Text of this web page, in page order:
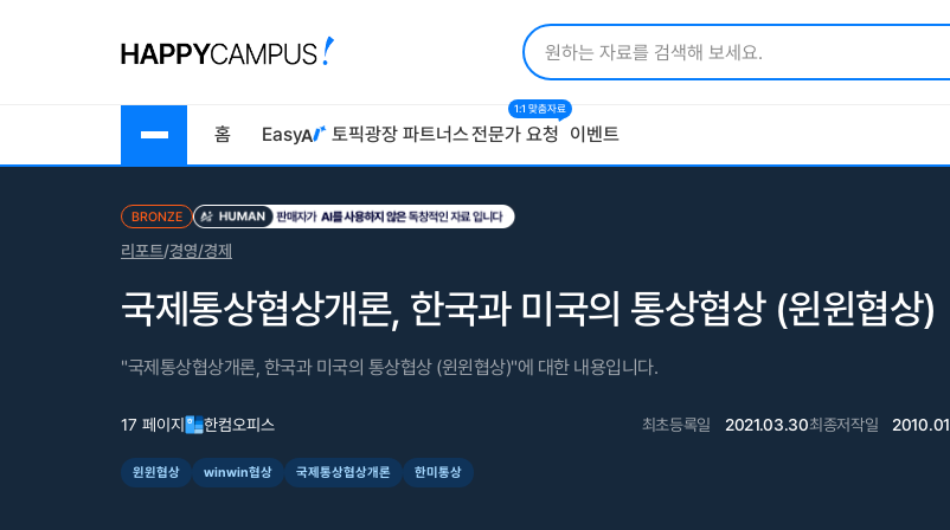
홈 Easy 토픽광장 파트너스전문가 요청
1:1 맞춤자료
이벤트
BRONZE
리포트/경영/경제
국제통상협상개론, 한국과 미국의 통상협상 (윈윈협상)
"국제통상협상개론, 한국과 미국의 통상협상 (윈윈협상)"에 대한 내용입니다.
17 페이지 한컴오피스 최초등록일 2021.03.30최종저작일 2010.01
윈윈협상 winwin협상 국제통상협상개론 한미통상